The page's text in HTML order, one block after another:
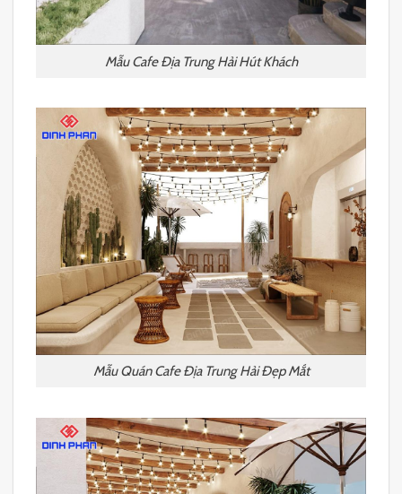
Mẫu Cafe Địa Trung Hải Hút Khách
Mẫu Quán Cafe Địa Trung Hải Đẹp Mắt